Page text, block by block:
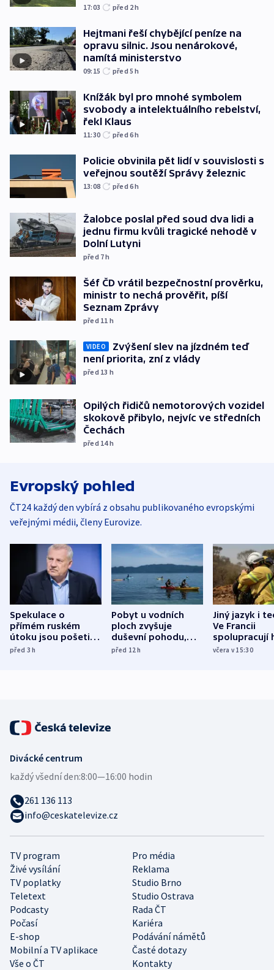
17:03 před 2h
Hejtmani řeší chybějící peníze na
opravu silnic. Jsou nenárokové,
namítá ministerstvo
09:15 před 5h
Knížák byl pro mnohé symbolem
svobody a intelektuálního rebelství,
řekl Klaus
11:30 před 6h
Policie obvinila pět lidí v souvislosti s
veřejnou soutěží Správy železnic
13:08 před 6h
Žalobce poslal před soud dva lidi a
jednu firmu kvůli tragické nehodě v
Dolní Lutyni
před 7h
Šéf ČD vrátil bezpečnostní prověrku,
ministr to nechá prověřit, píší
Seznam Zprávy
před 11 h
VIDEO
Zvýšení slev na jízdném teď
není priorita, zní z vlády
před 13 h
Opilých řidičů nemotorových vozidel
skokově přibylo, nejvíc ve středních
Čechách
před 14h
Evropský pohled
ČT24 každý den vybírá z obsahu publikovaného evropskými
veřejnými médii, členy Eurovize.
Spekulace o
přímém ruském
útoku jsou pošetilé,
míní estonský
před 3h
Pobyt u vodních
ploch zvyšuje
duševní pohodu,
ukázala
před 12h
Jiný jazyk i
Ve Francii
spolupracují
různých zemí
včera v 15:30
TV program
Pro média
Živé vysílání
Reklama
TV poplatky
Studio Brno
Teletext
Studio Ostrava
Podcasty
Rada ČT
Počasí
Kariéra
E-shop
Podávání námětů
Mobilní a TV aplikace
Časté dotazy
Vše o ČT
Kontakty
Divácké centrum
každý všední den:8:00—16:00 hodin
261 136 113
info@ceskatelevize.cz